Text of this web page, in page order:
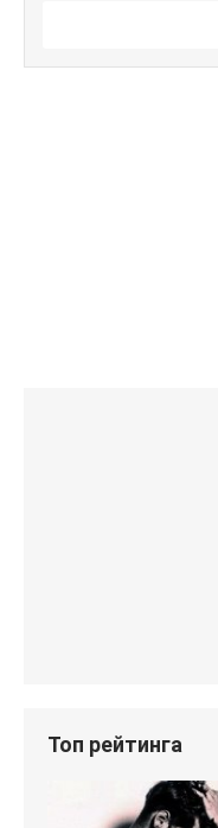
Топ рейтинга